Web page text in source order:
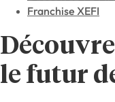
Franchise XEFI
le futur